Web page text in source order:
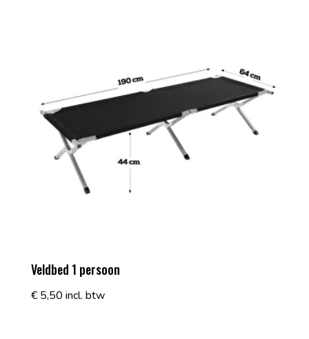
Veldbed 1 persoon
€5,50 incl. btw